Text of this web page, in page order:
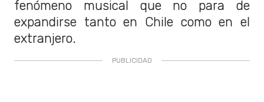
fenómeno musical que no para de
expandirse tanto en Chile como en el
extranjero.